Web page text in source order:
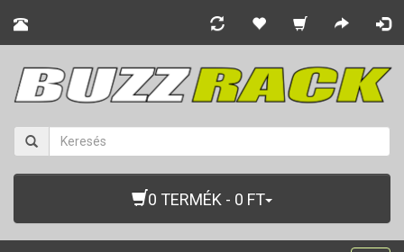
0 TERMÉK - 0 FT